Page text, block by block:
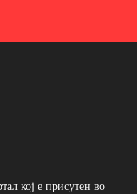
кој е присутен во